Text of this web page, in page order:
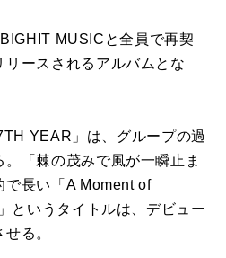
MUSICと全員で再契
リースされるアルバムとな
YEAR」は、グループの過
「 棘の茂みで風が一瞬止ま
で長い「A Moment of
いうタイトルは、 デビュー
る。